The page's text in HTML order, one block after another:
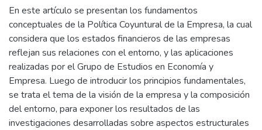
En este artículo se presentan los fundamentos
conceptuales de la Política Coyuntural de la Empresa, la cual
considera que los estados financieros de las empresas
reflejan sus relaciones con el entorno, y las aplicaciones
realizadas por el Grupo de Estudios en Economía y
Empresa. Luego de introducir los principios fundamentales,
se trata el tema de la visión de la empresa y la composición
del entorno, para exponer los resultados de las
investigaciones desarrolladas sobre aspectos estructurales